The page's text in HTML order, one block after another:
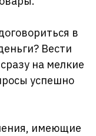
в
Вести
на мелкие
успешно
имеющие